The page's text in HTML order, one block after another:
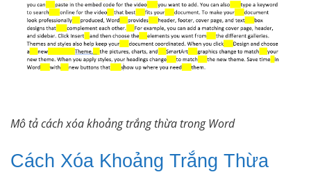
Mô tả cách xóa khoảng trắng thừa trong Word
Cách Xóa Khoảng Trắng Thừa